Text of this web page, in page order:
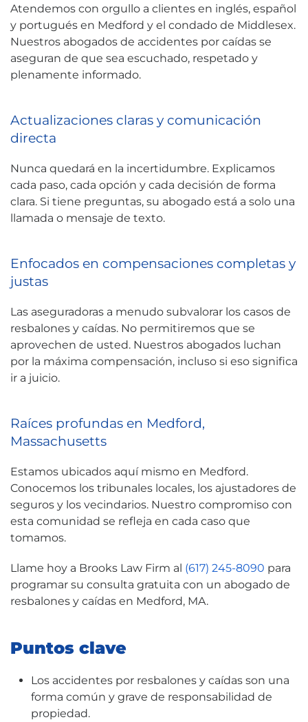
Atendemos con orgullo a clientes en inglés, español
y portugués en Medford y el condado de Middlesex.
Nuestros abogados de accidentes por caídas se
aseguran de que sea escuchado, respetado y
plenamente informado.
Actualizaciones claras y comunicación
directa
Nunca quedará en la incertidumbre. Explicamos
cada paso, cada opción y cada decisión de forma
clara. Si tiene preguntas, su abogado está a solo una
llamada o mensaje de texto.
Enfocados en compensaciones completas y
justas
Las aseguradoras a menudo subvalorar los casos de
resbalones y caídas. No permitiremos que se
aprovechen de usted. Nuestros abogados luchan
por la máxima compensación, incluso si eso significa
ir a juicio.
Raíces profundas en Medford,
Massachusetts
Estamos ubicados aquí mismo en Medford.
Conocemos los tribunales locales, los ajustadores de
seguros y los vecindarios. Nuestro compromiso con
esta comunidad se refleja en cada caso que
tomamos.
Llame hoy a Brooks Law Firm al (617) 245-8090 para
programar su consulta gratuita con un abogado de
resbalones y caídas en Medford, MA.
Puntos clave
Los accidentes por resbalones y caídas son una
forma común y grave de responsabilidad de
propiedad.